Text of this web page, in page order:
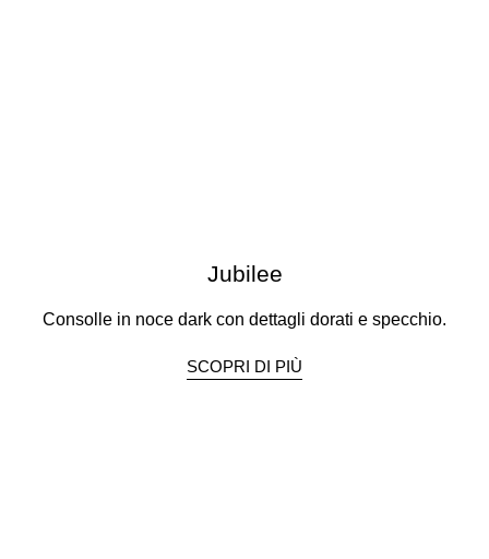
Jubilee
Consolle in noce dark con dettagli dorati e specchio.
SCOPRI DI PIÙ